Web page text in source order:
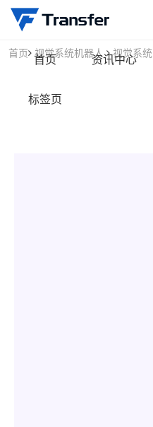
首页 资讯中心
标签页
首页 视觉系统机器人 视觉系统